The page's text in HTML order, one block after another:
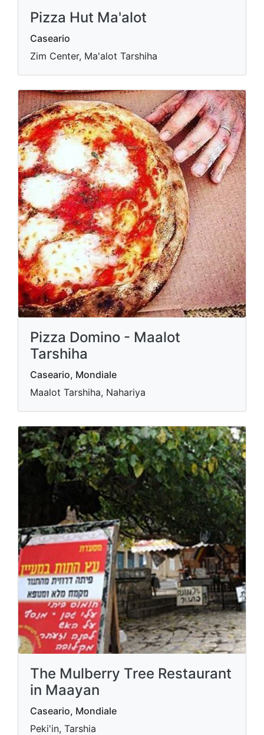
Pizza Hut Ma'alot
Caseario
Zim Center, Ma'alot Tarshiha
Pizza Domino - Maalot
Tarshiha
Caseario, Mondiale
Maalot Tarshiha, Nahariya
The Mulberry Tree Restaurant
in Maayan
Caseario, Mondiale
Peki'in, Tarshia